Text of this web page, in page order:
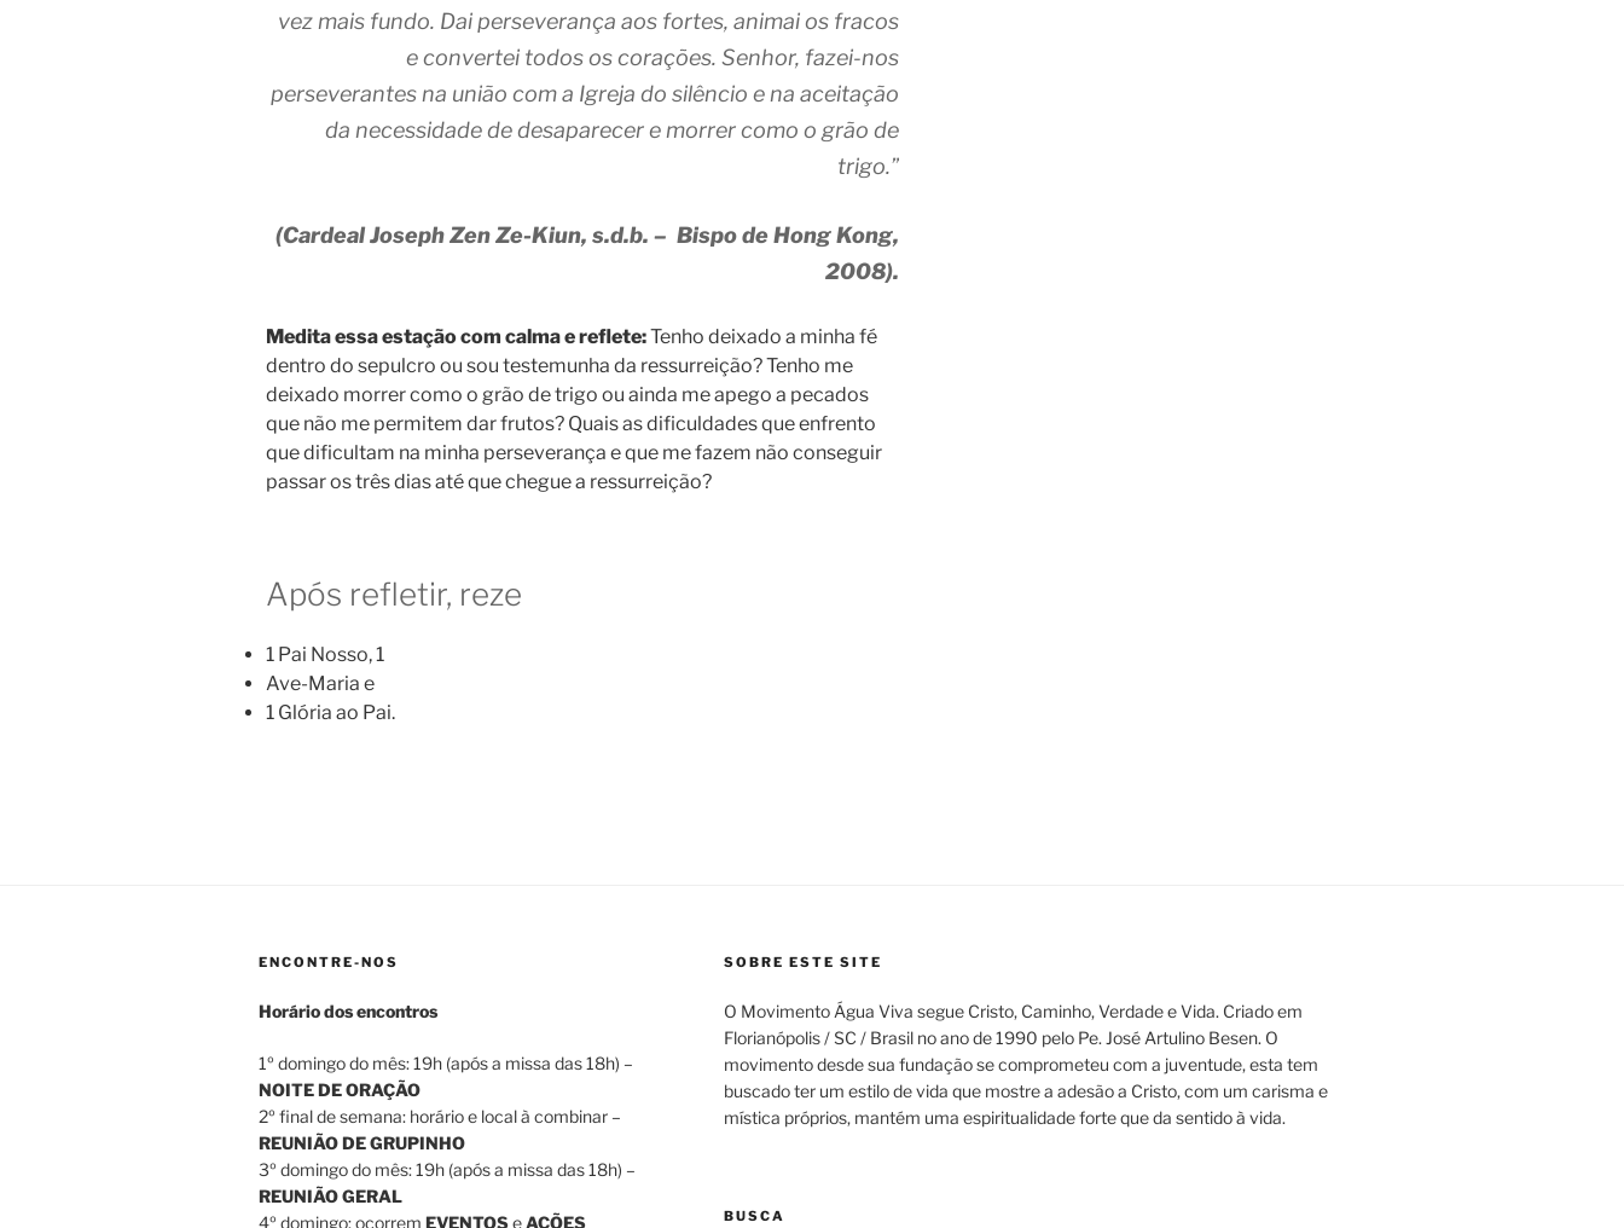
vez mais fundo. Dai perseverança aos fortes, animai os fracos
e convertei todos os corações. Senhor, fazei-nos
perseverantes na união com a Igreja do silêncio e na aceitação
da necessidade de desaparecer e morrer como o grão de
trigo.”
(Cardeal Joseph Zen Ze-Kiun, s.d.b. – Bispo de Hong Kong,
2008).
Medita essa estaçãocom calma e reflete:Tenho deixado a minha fé
dentro do sepulcro ou sou testemunha da ressurreição? Tenho me
deixado morrer como o grão de trigo ou ainda me apego a pecados
que não me permitem dar frutos? Quais as dificuldades que enfrento
que dificultam na minha perseverança e que me fazem não conseguir
passar os três dias até que chegue a ressurreição?
Após refletir, reze
1 Pai Nosso, 1
Ave-Maria e
1 Glória ao Pai.
ENCONTRE-NOS
Horário dos encontros
1º domingo do mês: 19h (após a missa das 18h) –
NOITE DE ORAÇÃO
2º final de semana: horário e local à combinar –
REUNIÃO DE GRUPINHO
3º domingo do mês: 19h (após a missa das 18h) –
REUNIÃO GERAL
4º domingo: ocorrem EVENTOSeAÇÕES
SOBRE ESTE SITE
O Movimento Água Viva segue Cristo, Caminho, Verdade e Vida. Criado em
Florianópolis / SC / Brasil no ano de 1990 pelo Pe. José Artulino Besen. O
movimento desde sua fundação se comprometeu com a juventude, esta tem
buscado ter um estilo de vida que mostre a adesão a Cristo, com um carisma e
mística próprios, mantém uma espiritualidade forte que da sentido à vida.
BUSCA